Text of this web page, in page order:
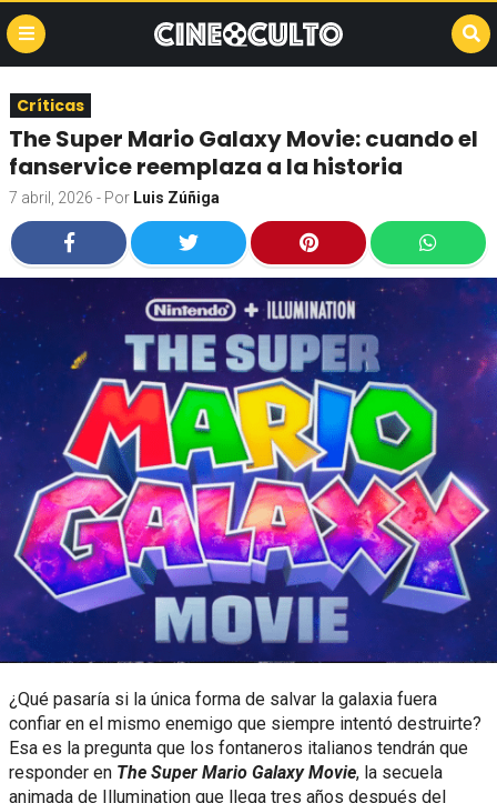
Críticas
The Super Mario Galaxy Movie: cuando el
fanservice reemplaza a la historia
7 abril, 2026 - Por Luis Zúñiga
¿Qué pasaría si la única forma de salvar la galaxia fuera
confiar en el mismo enemigo que siempre intentó destruirte?
Esa es la pregunta que los fontaneros italianos tendrán que
responder en The Super Mario Galaxy Movie, la secuela
animada de Illumination que llega tres años después del